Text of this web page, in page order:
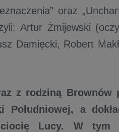
oraz
Artur Żmijewski
Damięcki, Robert
z rodziną Brownów
Południowej, a
ciocię Lucy. W